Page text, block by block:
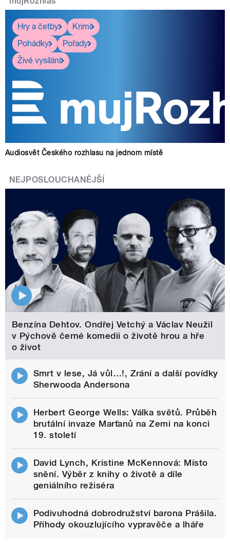
Hry a četby
Krimi
Pohádky
Pořady
Živé vysílání
Audiosvět Českého rozhlasu na jednom místě
NEJPOSLOUCHANĚJŠÍ
Benzína Dehtov. Ondřej Vetchý a Václav Neužil
v Pýchově černé komedii o životě hrou a hře
o život
Smrt v lese, Já vůl…!, Zrání a další povídky
Sherwooda Andersona
Herbert George Wells: Válka světů. Průběh
brutální invaze Marťanů na Zemi na konci
19. století
David Lynch, Kristine McKennová: Místo
snění. Výběr z knihy o životě a díle
geniálního režiséra
Podivuhodná dobrodružství barona Prášila.
Příhody okouzlujícího vypravěče a lháře